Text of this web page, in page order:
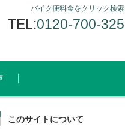
バイク便料金をクリック検索
TEL:0120-700-325
このサイトについて